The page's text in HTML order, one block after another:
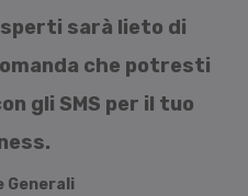
sarà lieto di
che potresti
gli SMS per il tuo
Generali